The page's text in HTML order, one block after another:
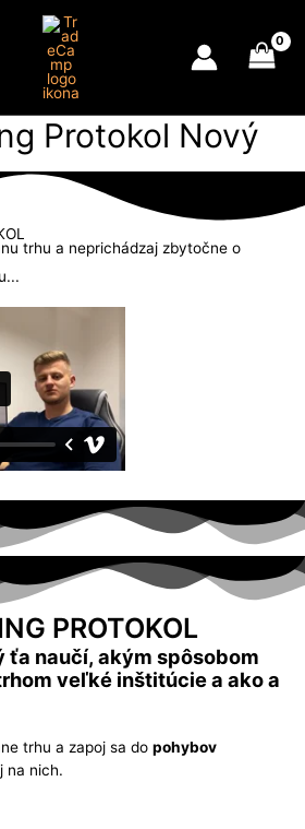
Protokol Nový
trhu a neprichádzaj zbytočne o
PROTOKOL
ťa naučí, akým spôsobom
veľké inštitúcie a ako a
trhu a zapoj sa do pohybov
na nich.